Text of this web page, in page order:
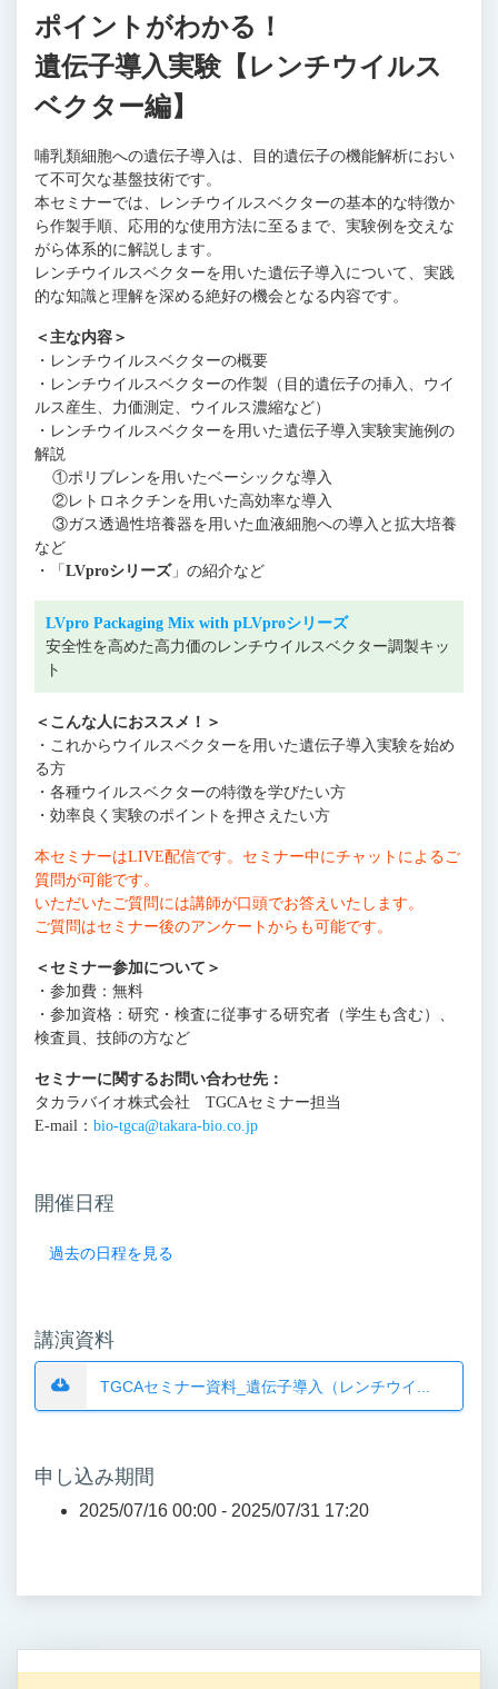
ポイントがわかる！
遺伝子導入実験【レンチウイルス
ベクター編】
哺乳類細胞への遺伝子導入は、目的遺伝子の機能解析におい
て不可欠な基盤技術です。
本セミナーでは、レンチウイルスベクターの基本的な特徴か
ら作製手順、応用的な使用方法に至るまで、実験例を交えな
がら体系的に解説します。
レンチウイルスベクターを用いた遺伝子導入について、実践
的な知識と理解を深める絶好の機会となる内容です。
＜主な内容＞
・レンチウイルスベクターの概要
・レンチウイルスベクターの作製（目的遺伝子の挿入、ウイ
ルス産生、力価測定、ウイルス濃縮など）
・レンチウイルスベクターを用いた遺伝子導入実験実施例の
解説
①ポリブレンを用いたベーシックな導入
②レトロネクチンを用いた高効率な導入
③ガス透過性培養器を用いた血液細胞への導入と拡大培養
など
・「 LVproシリーズ」の紹介など
LVpro Packaging Mix with pLVproシリーズ
安全性を高めた高力価のレンチウイルスベクター調製キッ
ト
＜こんな人におススメ！＞
・これからウイルスベクターを用いた遺伝子導入実験を始め
る方
・各種ウイルスベクターの特徴を学びたい方
・効率良く実験のポイントを押さえたい方
本セミナーはLIVE配信です。セミナー中にチャットによるご
質問が可能です。
いただいたご質問には講師が口頭でお答えいたします。
ご質問はセミナー後のアンケートからも可能です。
＜セミナー参加について＞
・参加費：無料
・参加資格：研究・検査に従事する研究者（学生も含む）、
検査員、技師の方など
セミナーに関するお問い合わせ先：
タカラバイオ株式会社 TGCAセミナー担当
E-mail： bio-tgca@takara-bio.co.jp
開催日程
過去の日程を見る
講演資料
TGCAセミナー資料_遺伝子導入（レンチウイ...
申し込み期間
2025/07/16 00:00 - 2025/07/31 17:20